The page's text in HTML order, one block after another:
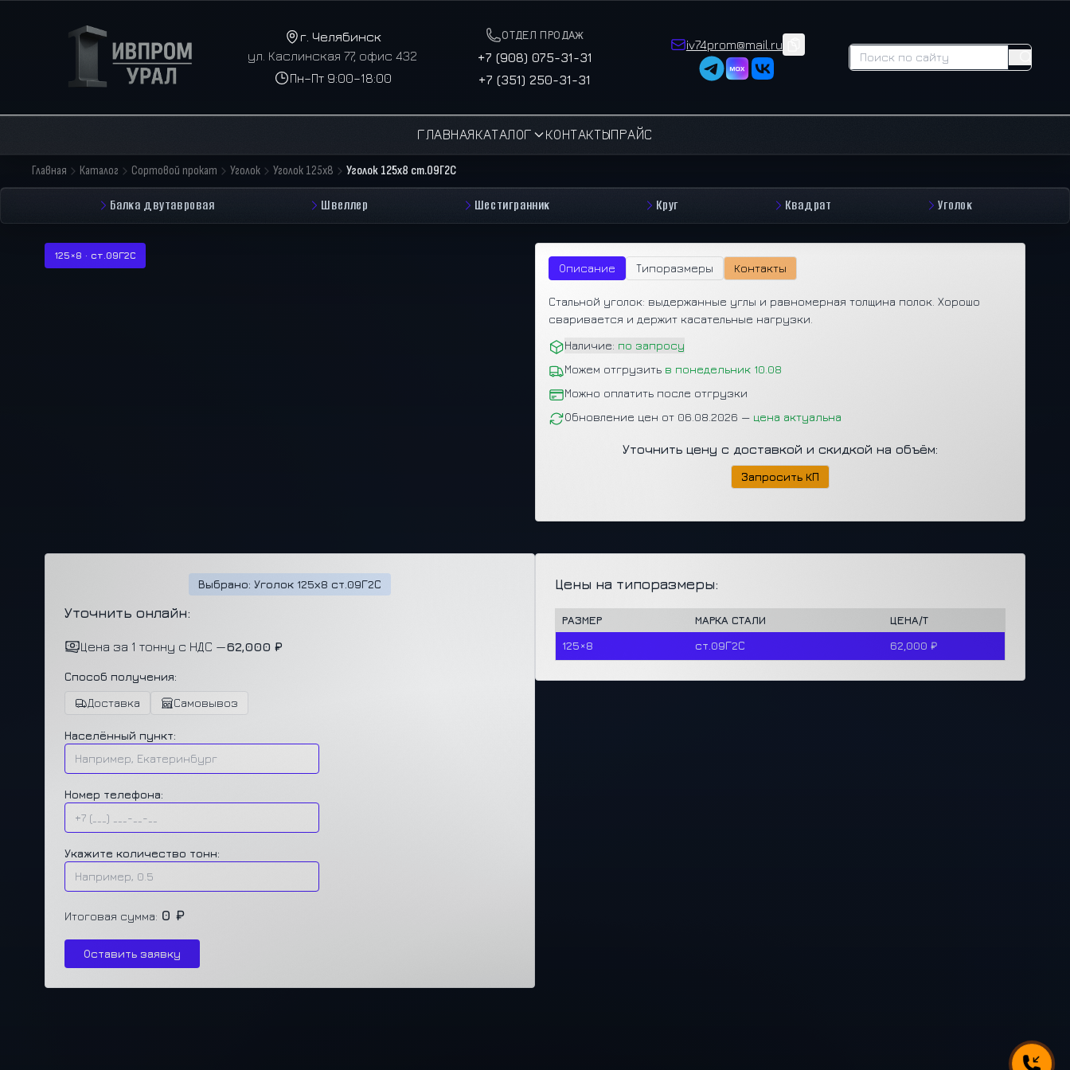
г. Челябинск
ул. Каслинская 77, офис 432
Пн–Пт 9:00–18:00
ОТДЕЛ ПРОДАЖ
+7 (908) 075-31-31
+7 (351) 250-31-31
iv74prom@mail.ru
ГЛАВНАЯКАТАЛОГ КОНТАКТЫПРАЙС
Главная Каталог Сортовой прокат Уголок Уголок 125x8 Уголок 125х8 ст.09Г2С
Балка двутавровая Швеллер Шестигранник Круг Квадрат Уголок
125×8 · ст.09Г2С
Описание Типоразмеры Контакты
Стальной уголок: выдержанные углы и равномерная толщина полок. Хорошо
сваривается и держит касательные нагрузки.
Наличие: по запросу
Можем отгрузить в понедельник 10.08
Можно оплатить после отгрузки
Обновление цен от 06.08.2026 — цена актуальна
Уточнить цену с доставкой и скидкой на объём:
Запросить КП
Цены на типоразмеры:
РАЗМЕР МАРКА СТАЛИ
ЦЕНА/Т
125×8
ст.09Г2С 62,000 ₽
Выбрано: Уголок 125х8 ст.09Г2С
Уточнить онлайн:
Цена за 1 тонну с НДС —62,000 ₽
Способ получения:
Доставка
Самовывоз
Населённый пункт:
Номер телефона:
Укажите количество тонн:
Итоговая сумма: 0 ₽
Оставить заявку